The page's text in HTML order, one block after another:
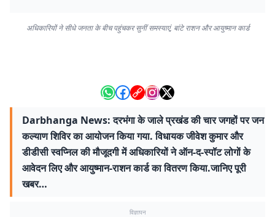
अधिकारियों ने सीधे जनता के बीच पहुंचकर सुनीं समस्याएं, बांटे राशन और आयुष्मान कार्ड
Darbhanga News: दरभंगा के जाले प्रखंड की चार जगहों पर जन
कल्याण शिविर का आयोजन किया गया. विधायक जीवेश कुमार और
डीडीसी स्वप्निल की मौजूदगी में अधिकारियों ने ऑन-द-स्पॉट लोगों के
आवेदन लिए और आयुष्मान-राशन कार्ड का वितरण किया.जानिए पूरी
खबर…
विज्ञापन